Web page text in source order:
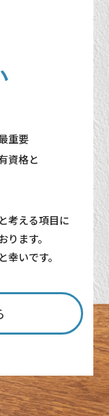
重要
資格と
考える項目に
ます。
いです。